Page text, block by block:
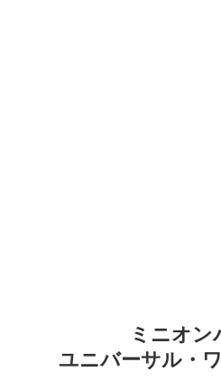
ミニオン
ユニバーサル・